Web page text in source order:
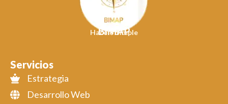
BIMAP
Hacelo Simple
Servicios
Estrategia
Desarrollo Web